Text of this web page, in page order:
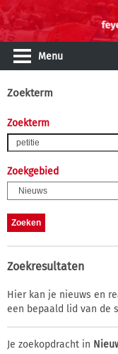
Menu
Zoekterm
Zoekterm
Zoekgebied
Zoekresultaten
Hier kan je nieuws en
een bepaald lid van de
Je zoekopdracht in